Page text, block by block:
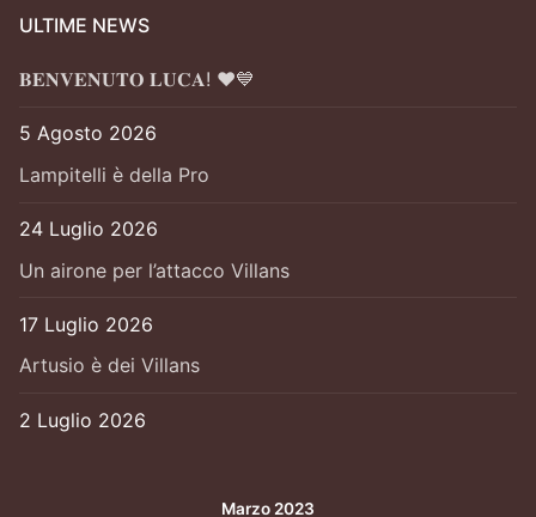
ULTIME NEWS
𝐁𝐄𝐍𝐕𝐄𝐍𝐔𝐓𝐎 𝐋𝐔𝐂𝐀! ❤️💙
5 Agosto 2026
Lampitelli è della Pro
24 Luglio 2026
Un airone per l’attacco Villans
17 Luglio 2026
Artusio è dei Villans
2 Luglio 2026
Marzo 2023